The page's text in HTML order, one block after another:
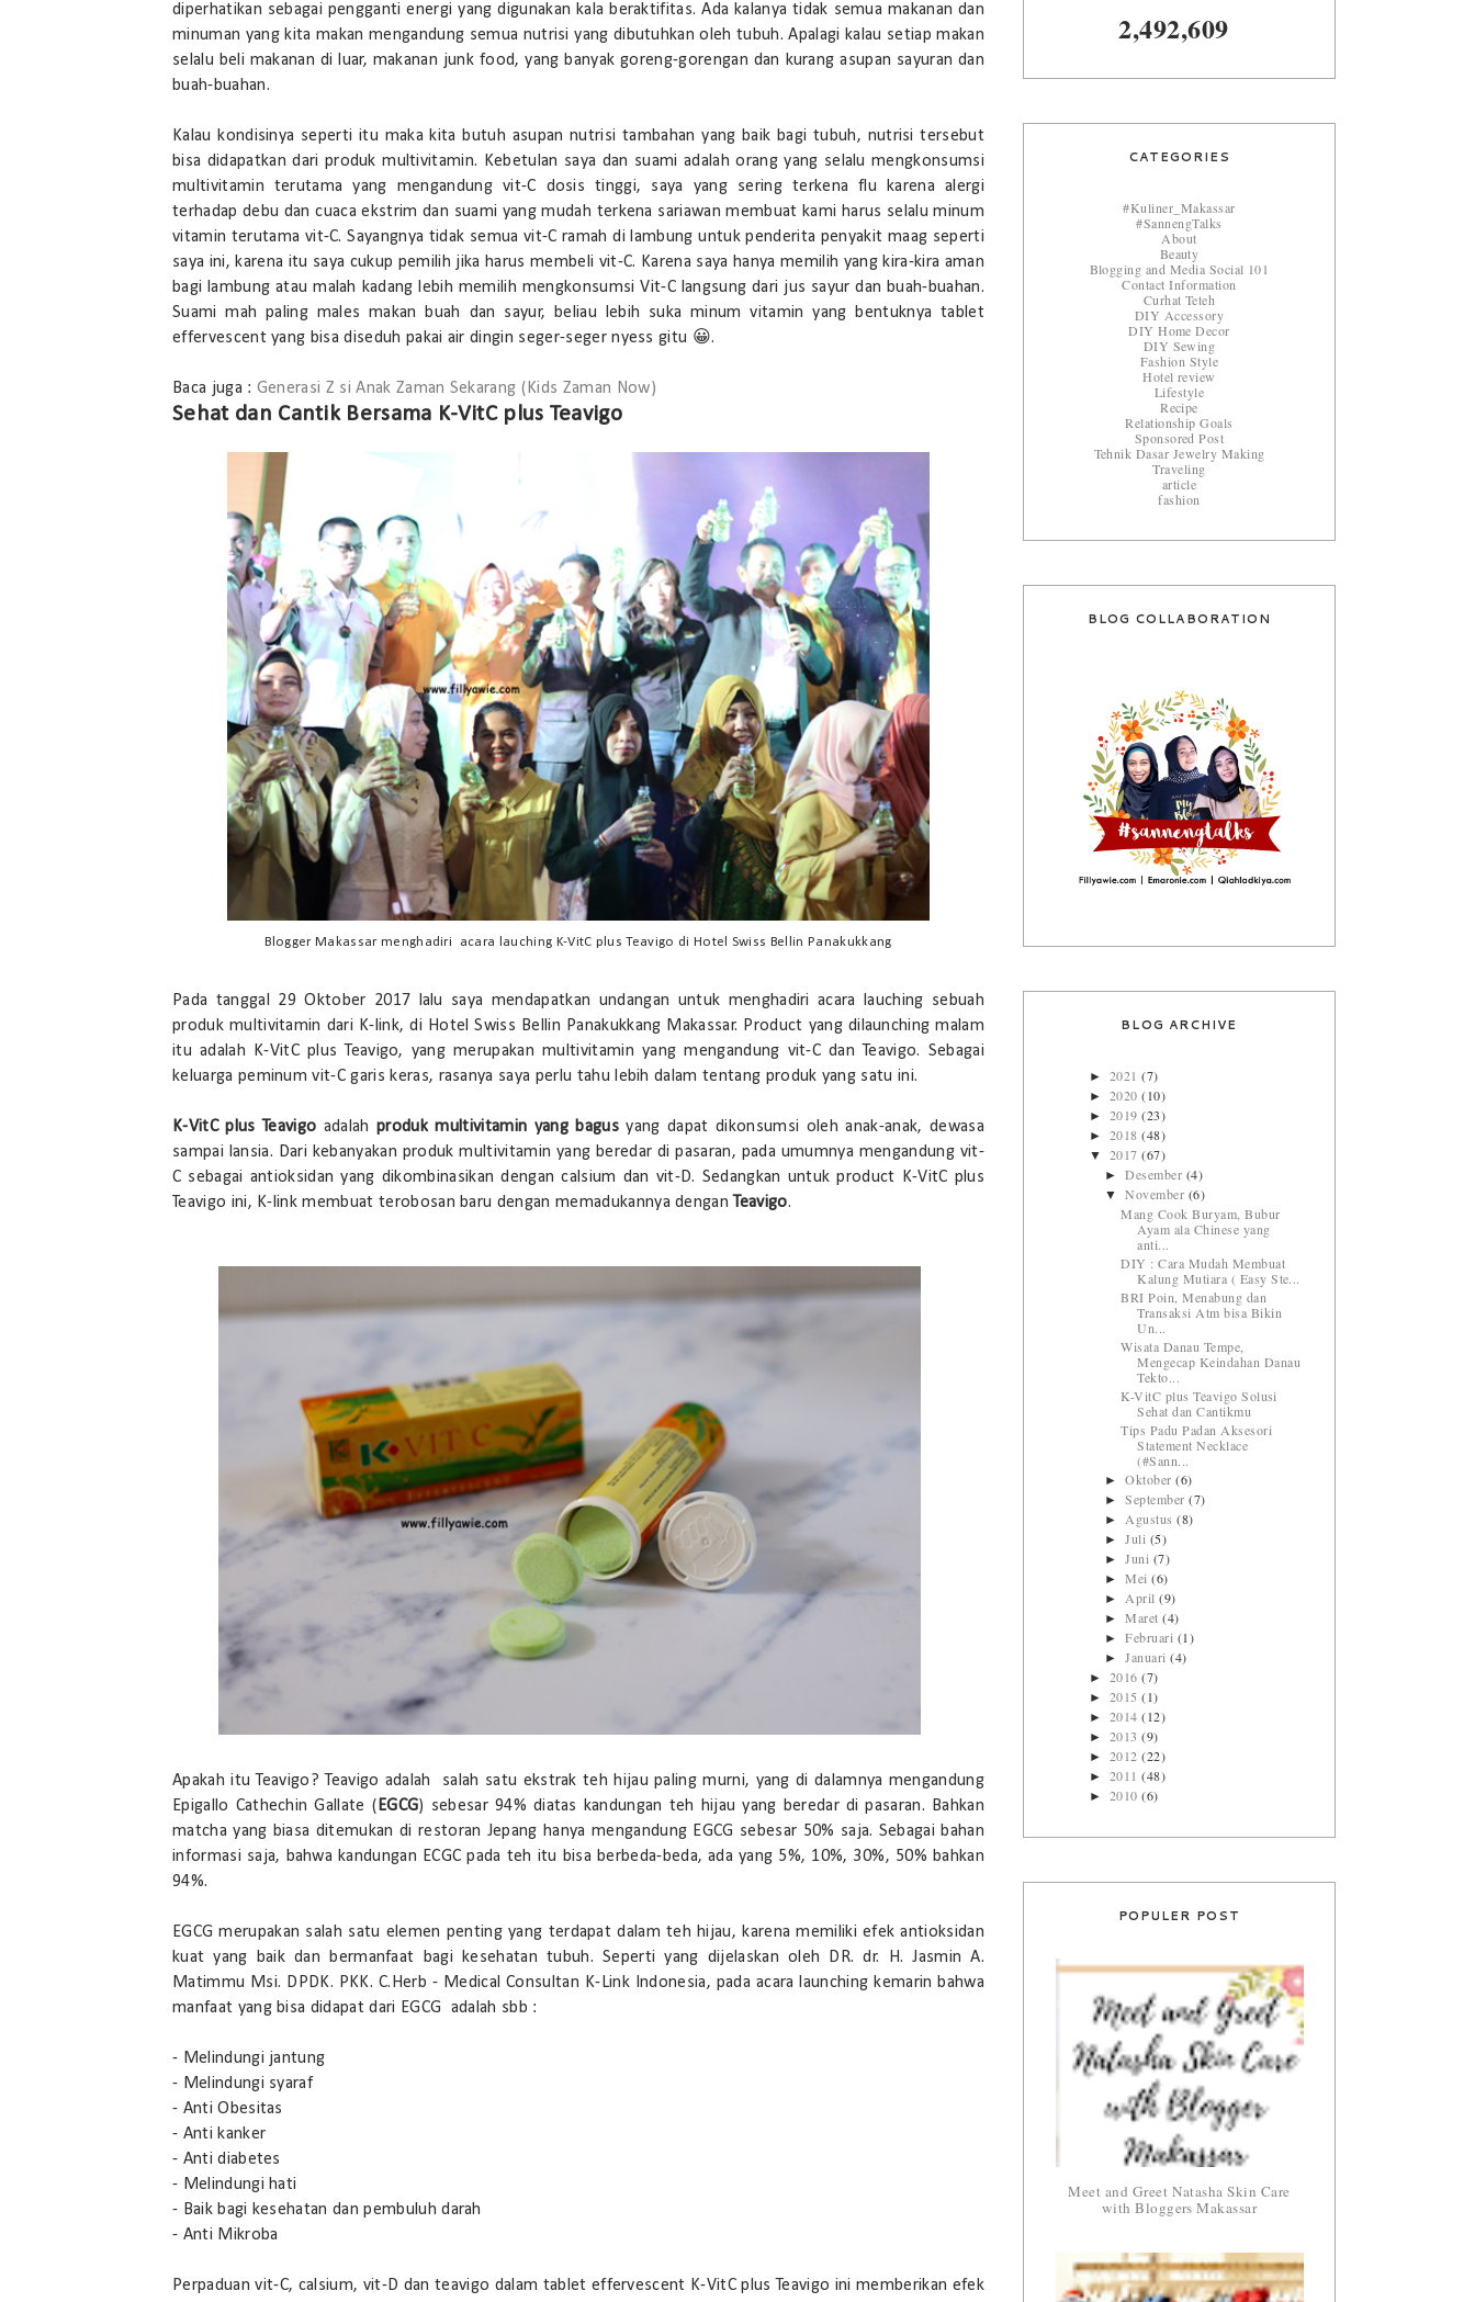
diperhatikan sebagai pengganti energi yang digunakan kala beraktifitas. Ada kalanya tidak semua makanan dan
minuman yang kita makan mengandung semua nutrisi yang dibutuhkan oleh tubuh. Apalagi kalau setiap makan
selalu beli makanan di luar, makanan junk food, yang banyak goreng-gorengan dan kurang asupan sayuran dan
buah-buahan.
Kalau kondisinya seperti itu maka kita butuh asupan nutrisi tambahan yang baik bagi tubuh, nutrisi tersebut
bisa didapatkan dari produk multivitamin. Kebetulan saya dan suami adalah orang yang selalu mengkonsumsi
multivitamin terutama yang mengandung vit-C dosis tinggi, saya yang sering terkena flu karena alergi
terhadap debu dan cuaca ekstrim dan suami yang mudah terkena sariawan membuat kami harus selalu minum
vitamin terutama vit-C. Sayangnya tidak semua vit-C ramah di lambung untuk penderita penyakit maag seperti
saya ini, karena itu saya cukup pemilih jika harus membeli vit-C. Karena saya hanya memilih yang kira-kira aman
bagi lambung atau malah kadang lebih memilih mengkonsumsi Vit-C langsung dari jus sayur dan buah-buahan.
Suami mah paling males makan buah dan sayur, beliau lebih suka minum vitamin yang bentuknya tablet
effervescent yang bisa diseduh pakai air dingin seger-seger nyess gitu 😀.
Baca juga : Generasi Z si Anak Zaman Sekarang (Kids Zaman Now)
Sehat dan Cantik Bersama K-VitC plus Teavigo
Blogger Makassar menghadiri acara lauching K-VitC plus Teavigo di Hotel Swiss Bellin Panakukkang
Pada tanggal 29 Oktober 2017 lalu saya mendapatkan undangan untuk menghadiri acara lauching sebuah
produk multivitamin dari K-link, di Hotel Swiss Bellin Panakukkang Makassar. Product yang dilaunching malam
itu adalah K-VitC plus Teavigo, yang merupakan multivitamin yang mengandung vit-C dan Teavigo. Sebagai
keluarga peminum vit-C garis keras, rasanya saya perlu tahu lebih dalam tentang produk yang satu ini.
K-VitC plus Teavigo adalahproduk multivitamin yang bagusyang dapat dikonsumsi oleh anak-anak, dewasa
sampai lansia. Dari kebanyakan produk multivitamin yang beredar di pasaran, pada umumnya mengandung vit-
C sebagai antioksidan yang dikombinasikan dengan calsium dan vit-D. Sedangkan untuk product K-VitC plus
Teavigo ini, K-link membuat terobosan baru dengan memadukannya denganTeavigo.
Apakah itu Teavigo? Teavigo adalah salah satu ekstrak teh hijau paling murni, yang di dalamnya mengandung
Epigallo Cathechin Gallate (EGCG) sebesar 94% diatas kandungan teh hijau yang beredar di pasaran. Bahkan
matcha yang biasa ditemukan di restoran Jepang hanya mengandung EGCG sebesar 50% saja. Sebagai bahan
informasi saja, bahwa kandungan ECGC pada teh itu bisa berbeda-beda, ada yang 5%, 10%, 30%, 50% bahkan
94%.
EGCG merupakan salah satu elemen penting yang terdapat dalam teh hijau, karena memiliki efek antioksidan
kuat yang baik dan bermanfaat bagi kesehatan tubuh. Seperti yang dijelaskan oleh DR. dr. H. Jasmin A.
Matimmu Msi. DPDK. PKK. C.Herb - Medical Consultan K-Link Indonesia, pada acara launching kemarin bahwa
manfaat yang bisa didapat dari EGCG adalah sbb :
- Melindungi jantung
- Melindungi syaraf
- Anti Obesitas
- Anti kanker
- Anti diabetes
- Melindungi hati
- Baik bagi kesehatan dan pembuluh darah
- Anti Mikroba
Perpaduan vit-C, calsium, vit-D dan teavigo dalam tablet effervescent K-VitC plus Teavigo ini memberikan efek
2,492,609
CATEGORIES
#Kuliner_Makassar
#SannengTalks
About
Beauty
Blogging and Media Social 101
Contact Information
Curhat Teteh
DIY Accessory
DIY Home Decor
DIY Sewing
Fashion Style
Hotel review
Lifestyle
Recipe
Relationship Goals
Sponsored Post
Tehnik Dasar Jewelry Making
Traveling
article
fashion
BLOG COLLABORATION
BLOG ARCHIVE
► 2021(7)
► 2020(10)
► 2019(23)
► 2018(48)
▼ 2017(67)
►Desember (4)
▼November (6)
Mang Cook Buryam, Bubur
Ayam ala Chinese yang
anti...
DIY : Cara Mudah Membuat
Kalung Mutiara ( Easy Ste...
BRI Poin, Menabung dan
Transaksi Atm bisa Bikin
Un...
Wisata Danau Tempe,
Mengecap Keindahan Danau
Tekto...
K-VitC plus Teavigo Solusi
Sehat dan Cantikmu
Tips Padu Padan Aksesori
Statement Necklace
(#Sann...
►Oktober(6)
►September(7)
►Agustus(8)
►Juli (5)
►Juni (7)
►Mei(6)
►April(9)
►Maret(4)
►Februari (1)
►Januari(4)
► 2016(7)
► 2015(1)
► 2014(12)
► 2013(9)
► 2012(22)
► 2011(48)
► 2010(6)
POPULER POST
Meet and Greet Natasha Skin Care
with Bloggers Makassar